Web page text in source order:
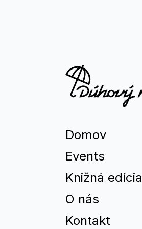
Domov
Events
Knižná edícia
O nás
Kontakt